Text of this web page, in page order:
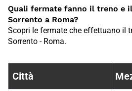
Quali fermate fanno il treno e
Sorrento a Roma?
Scopri le fermate che effettuano il
Sorrento - Roma.
Città